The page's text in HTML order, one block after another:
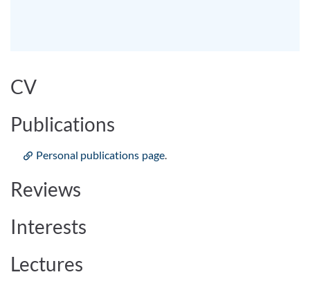
CV
Publications
Personal publications page.
Reviews
Interests
Lectures